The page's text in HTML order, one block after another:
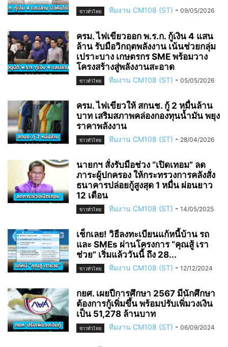
ข่าวทั่วไทย ทีมงาน CM108 (ST) - 09/05/2026
ครม. ไฟเขียวออก พ.ร.ก. กู้เงิน 4 แสน
ล้าน รับมือวิกฤตพลังงาน เน้นช่วยกลุ่ม
เปราะบาง เกษตรกร SME พร้อมวาง
โครงสร้างสู่พลังงานสะอาด
ข่าวทั่วไทย ทีมงาน CM108 (ST) - 05/05/2026
ครม. ไฟเขียวให้ สกนช. กู้ 2 หมื่นล้าน
บาท เสริมสภาพคล่องกองทุนน้ำมัน พยุง
ราคาพลังงาน
ข่าวทั่วไทย ทีมงาน CM108 (ST) - 28/04/2026
นายกฯ สั่งรับมือช่วง “เปิดเทอม” ลด
ภาระผู้ปกครอง ให้กระทรวงการคลังสั่ง
ธนาคารปล่อยกู้สูงสุด 1 หมื่น ผ่อนยาว
12 เดือน
ข่าวทั่วไทย ทีมงาน CM108 (ST) - 14/05/2025
เช็กเลย! วิธีลงทะเบียนแก้หนี้บ้าน รถ
และ SMEs ผ่านโครงการ “คุณสู้ เรา
ช่วย” เริ่มแล้ววันนี้ ถึง 28...
ข่าวทั่วไทย ทีมงาน CM108 (ST) - 12/12/2024
กยศ. เผยปีการศึกษา 2567 มีนักศึกษา
ต้องการกู้เพิ่มขึ้น พร้อมปรับเพิ่มวงเงิน
เป็น 51,278 ล้านบาท
ข่าวทั่วไทย ทีมงาน CM108 (ST) - 06/09/2024